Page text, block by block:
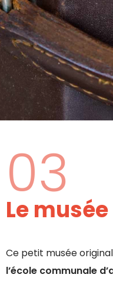
03
Le musée
Ce petit musée
l’école communale